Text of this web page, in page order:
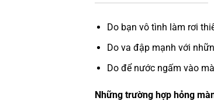
Do bạn vô tình làm rơi
Do va đập mạnh với
Do để nước ngấm vào
Những trường hợp hỏng